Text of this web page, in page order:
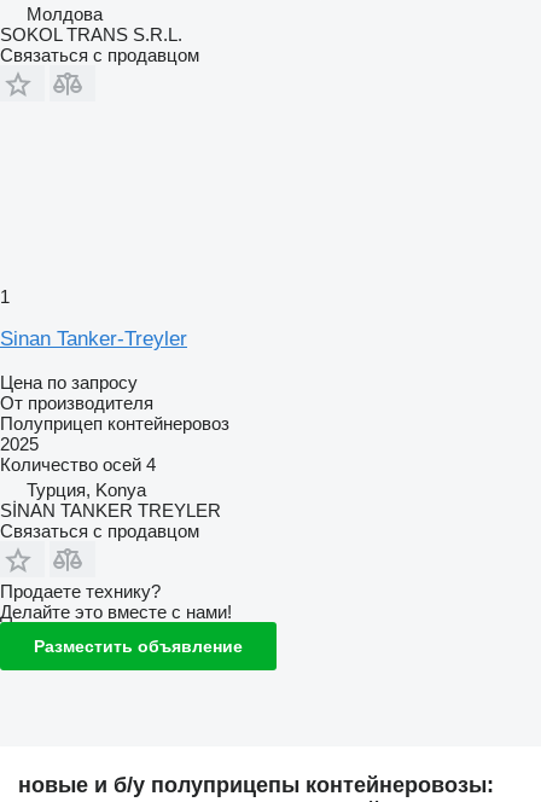
Молдова
SOKOL TRANS S.R.L.
Связаться с продавцом
1
Sinan Tanker-Treyler
Цена по запросу
От производителя
Полуприцеп контейнеровоз
2025
Количество осей 4
Турция, Konya
SİNAN TANKER TREYLER
Связаться с продавцом
Продаете технику?
Делайте это вместе с нами!
Разместить объявление
новые и б/у полуприцепы контейнеровозы: